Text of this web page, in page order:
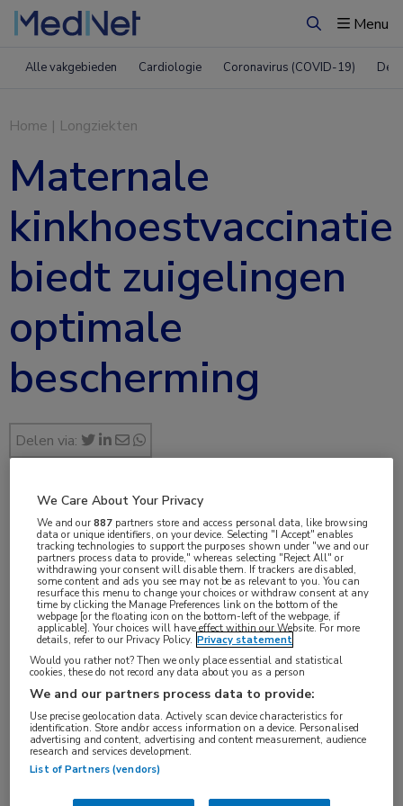
ZoekenMenu
Alle vakgebieden Cardiologie Coronavirus (COVID-19)
Home | Longziekten
Maternale
kinkhoestvaccinatie
biedt zuigelingen
optimale
bescherming
Delen via:
dec 2018
Vakgebieden:
Longziekten
Aandachtsgebieden:
Vaccinatie
Tags:
kinkhoest
We Care About Your Privacy
We and our887 partners store and access personal data, like browsing
data or unique identifiers, on your device. Selecting "I Accept" enables
tracking technologies to support the purposes shown under "we and our
partners process data to provide," whereas selecting "Reject All" or
withdrawing your consent will disable them. If trackers are disabled,
some content and ads you see may not be as relevant to you. You can
resurface this menu to change your choices or withdraw consent at any
time by clicking the Manage Preferences link on the bottom of the
webpage [or the floating icon on the bottom-left of the webpage, if
applicable]. Your choices will have effect within our Website. For more
details, refer to our Privacy Policy. Privacy statement
Would you rather not? Then we only place essential and statistical
cookies, these do not record any data about you as a person
We and our partners process data to provide:
Use precise geolocation data. Actively scan device characteristics for
identification. Store and/or access information on a device. Personalised
advertising and content, advertising and content measurement, audience
research and services development.
List of Partners (vendors)